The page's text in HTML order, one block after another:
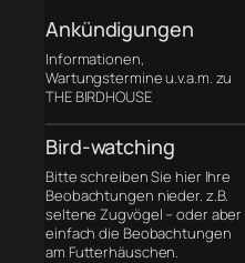
Ankündigungen
Informationen,
Wartungstermine u.v.a.m. zu
THE BIRDHOUSE
Bird-watching
Bitte schreiben Sie hier Ihre
Beobachtungen nieder. z.B.
seltene Zugvögel – oder aber
einfach die Beobachtungen
am Futterhäuschen.